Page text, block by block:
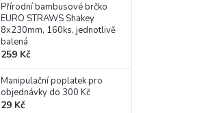
Přírodní bambusové brčko
EURO STRAWS Shakey
8x230mm, 160ks, jednotlivě
balená
259 Kč
Manipulační poplatek pro
objednávky do 300 Kč
29 Kč